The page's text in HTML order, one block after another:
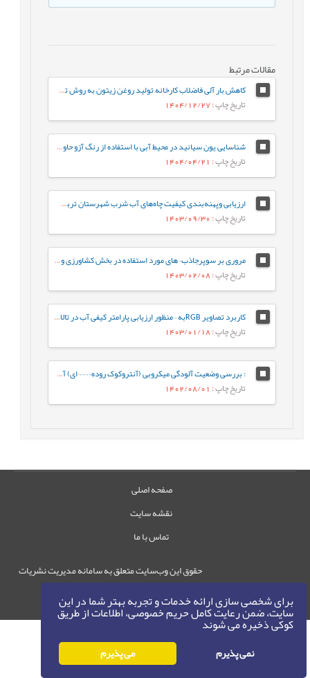
برای شخصی سازی ارائه خدمات و تجربه بهتر شما در این
سایت، ضمن رعایت کامل حریم خصوصی، اطلاعات از طریق
کوکی ذخیره می شوند
نمی پذیرم می پذیرم
مقالات مرتبط
کاهش بار آلی فاضلاب کارخانه تولید روغن زیتون به روش تصفیه شیمیایی و بیولوژیک
تاریخ چاپ: 1404/12/27
شناسایی یون سیانید در محیط آبی با استفاده از رنگ آزو حاوی فنانتروایمیدازول
تاریخ چاپ: 1404/04/21
ارزیابی وپهنه‌بندی کیفیت چاه‌های آب شرب شهرستان تربت‌جام و صالح‌آباد براساس شاخص (WQI) و نرم‌افزار GIS
تاریخ چاپ: 1403/09/30
مروری بر سوپرجاذب¬های مورد استفاده در بخش کشاورزی و بررسی سنتز دو نوع جاذب با استفاده از منابع بازیافتی برای صرفه جویی در منابع آب
تاریخ چاپ: 1403/02/08
كاربرد تصاویر RGBبه ¬منظور ارزیابی پارامتر کیفی آب در تالاب انزلي
تاریخ چاپ: 1403/01/18
: بررسی وضعیت آلودگی میکروبی (آنتروکوک روده¬¬¬¬ای) آب شناگاه‌های دریای خزر در سواحل استان گیلان
تاریخ چاپ: 1402/08/01
صفحه اصلی
نقشه سایت
تماس با ما
حقوق این وب‌سایت متعلق به سامانه مدیریت نشریات
رایمگ است.
حق نشر ©
1405-1396